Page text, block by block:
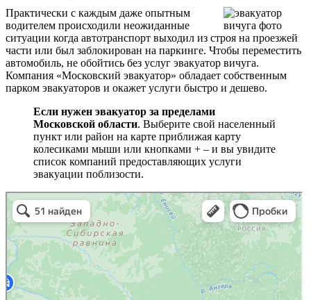
Практически с каждым даже опытным
водителем происходили неожиданные
ситуации когда автотранспорт выходил из строя на проезжей
части или был заблокирован на паркинге. Чтобы переместить
автомобиль, не обойтись без услуг эвакуатор вичуга.
Компания «Московский эвакуатор» обладает собственным
парком эвакуаторов и окажет услуги быстро и дешево.
Если нужен эвакуатор за пределами
Московской области. Выберите свой населенный
пункт или район на карте приближая карту
колесиками мыши или кнопками + – и вы увидите
список компаний предоставляющих услуги
эвакуации поблизости.
эвакуаторы на карте
Волоколамск